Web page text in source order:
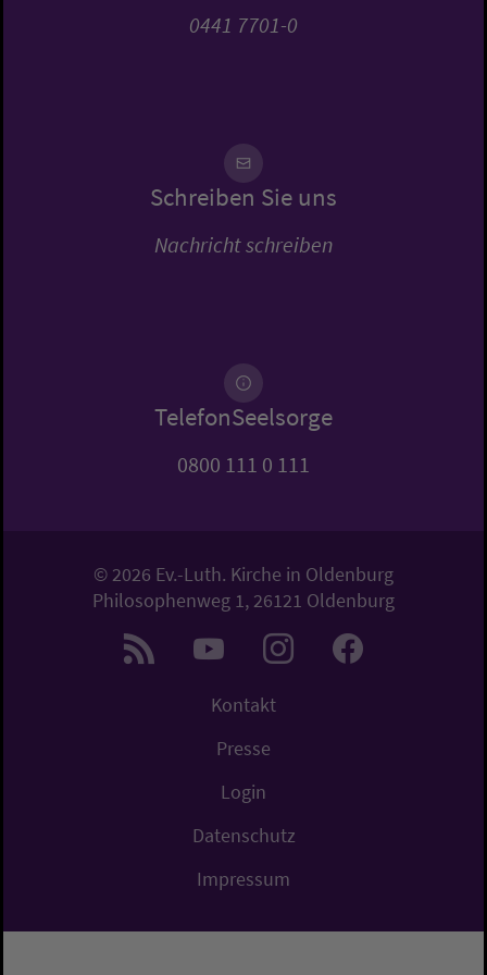
0441 7701-0
Schreiben Sie uns
Nachricht schreiben
TelefonSeelsorge
0800 111 0 111
© 2026 Ev.-Luth. Kirche in Oldenburg
Philosophenweg 1, 26121 Oldenburg
Kontakt
Presse
Login
Datenschutz
Impressum